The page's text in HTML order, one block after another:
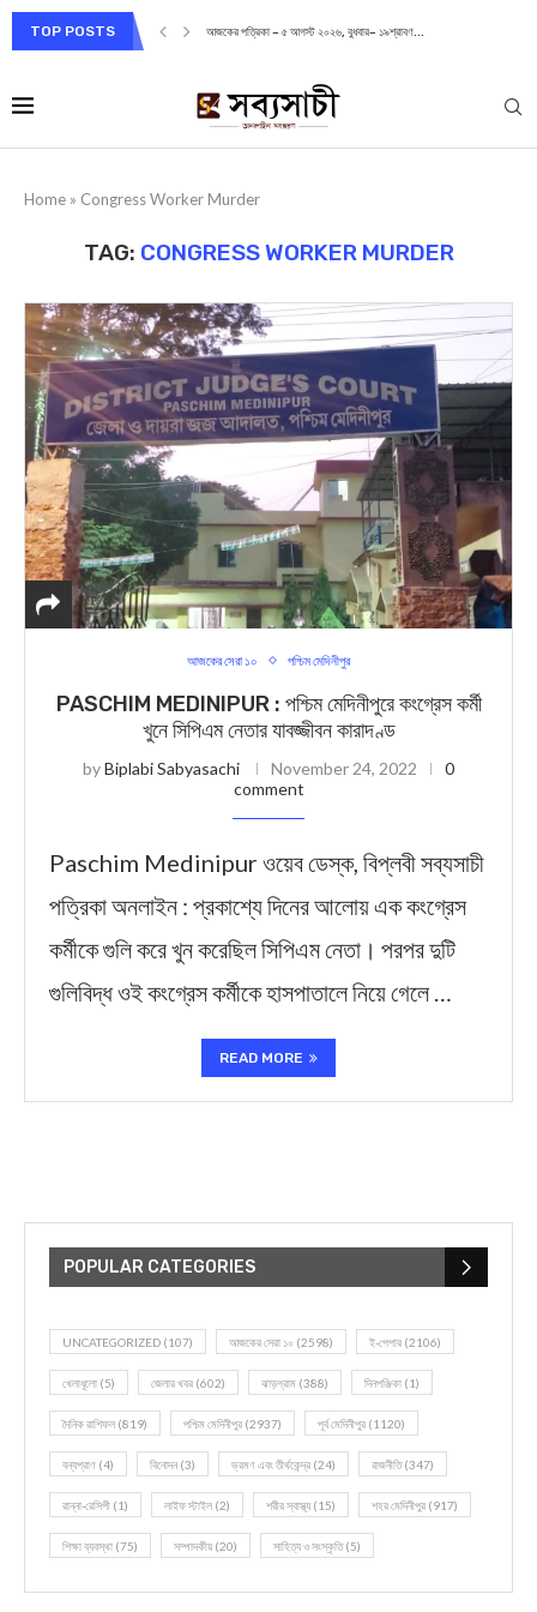
TOP POSTS আজকের পত্রিকা – ৫ আগস্ট ২০২৬, বুধবার– ১৯শ্রাবণ...
Home » Congress Worker Murder
TAG: CONGRESS WORKER MURDER
আজকের সেরা ১০ পশ্চিম মেদিনীপুর
PASCHIM MEDINIPUR : পশ্চিম মেদিনীপুরে কংগ্রেস কর্মী
খুনে সিপিএম নেতার যাবজ্জীবন কারাদণ্ড
byBiplabi Sabyasachi November 24, 2022
0
comment
Paschim Medinipur ওয়েব ডেস্ক, বিপ্লবী সব্যসাচী
পত্রিকা অনলাইন : প্রকাশ্যে দিনের আলোয় এক কংগ্রেস
কর্মীকে গুলি করে খুন করেছিল সিপিএম নেতা। পরপর দুটি
গুলিবিদ্ধ ওই কংগ্রেস কর্মীকে হাসপাতালে নিয়ে গেলে …
READ MORE
POPULAR CATEGORIES
UNCATEGORIZED (107) আজকের সেরা ১০ (2598) ই-পেপার (2106)
খেলাধূলো (5) জেলার খবর (602) ঝাড়গ্রাম (388) দিনপঞ্জিকা (1)
দৈনিক রাশিফল (819) পশ্চিম মেদিনীপুর (2937) পূর্ব মেদিনীপুর (1120)
বন্যপ্রাণ (4) বিনোদন(3) ভ্রমণ এবং তীর্থকেন্দ্র (24) রাজনীতি(347)
রান্না-রেসিপী (1) লাইফ স্টাইল (2) শরীর স্বাস্থ্য (15) শহর মেদিনীপুর (917)
শিক্ষা ব্যবস্থা (75) সম্পাদকীয় (20) সাহিত্য ও সংস্কৃতি(5)